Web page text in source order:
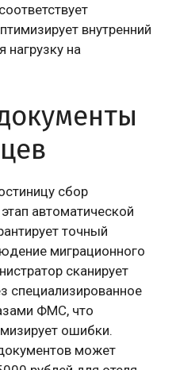
внутренний
нагрузку на
сбор
автоматической
точный
миграционного
сканирует
специализированное
ФМС, что
ошибки.
может